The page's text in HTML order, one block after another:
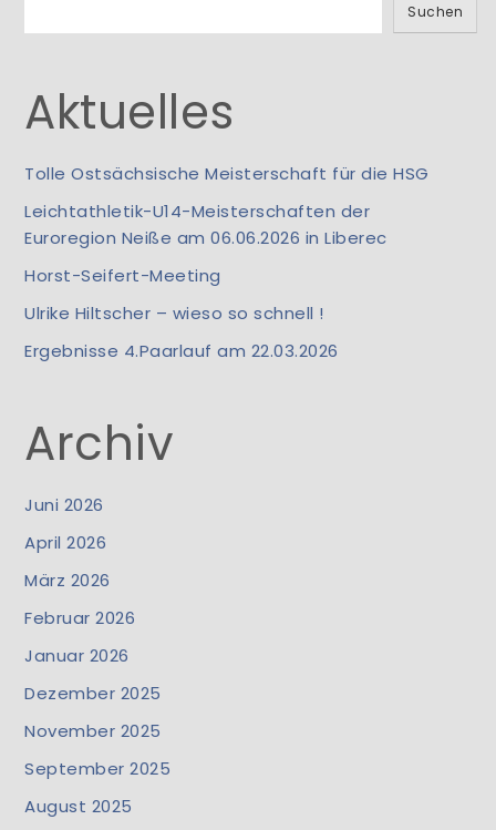
Suchen
Aktuelles
Tolle Ostsächsische Meisterschaft für die HSG
Leichtathletik-U14-Meisterschaften der
Euroregion Neiße am 06.06.2026 in Liberec
Horst-Seifert-Meeting
Ulrike Hiltscher – wieso so schnell !
Ergebnisse 4.Paarlauf am 22.03.2026
Archiv
Juni 2026
April 2026
März 2026
Februar 2026
Januar 2026
Dezember 2025
November 2025
September 2025
August 2025